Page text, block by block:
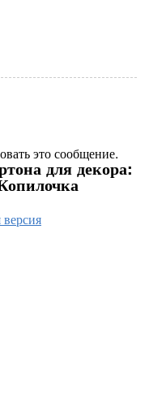
это сообщение.
для декора: